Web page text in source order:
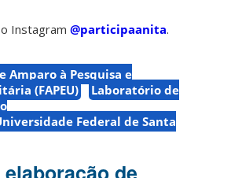
Instagram@participaanita.
Amparo à Pesquisa e
(FAPEU)
Laboratório de
Federal de Santa
de